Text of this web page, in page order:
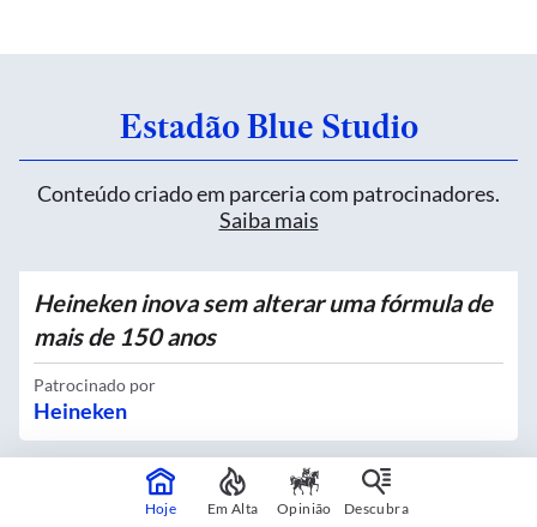
Estadão Blue Studio
Conteúdo criado em parceria com patrocinadores.
Saiba mais
Heineken inova sem alterar uma fórmula de
mais de 150 anos
Patrocinado por
Heineken
Quatro novos Bosques Urbanos recebem
Hoje Em Alta Opinião Descubra